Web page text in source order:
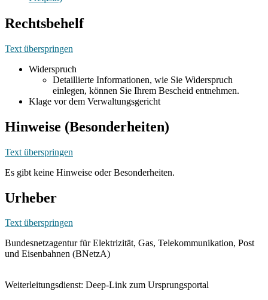
Rechtsbehelf
Text überspringen
Widerspruch
Detaillierte Informationen, wie Sie Widerspruch
einlegen, können Sie Ihrem Bescheid entnehmen.
Klage vor dem Verwaltungsgericht
Hinweise (Besonderheiten)
Text überspringen
Es gibt keine Hinweise oder Besonderheiten.
Urheber
Text überspringen
Bundesnetzagentur für Elektrizität, Gas, Telekommunikation, Post
und Eisenbahnen (BNetzA)
Weiterleitungsdienst: Deep-Link zum Ursprungsportal